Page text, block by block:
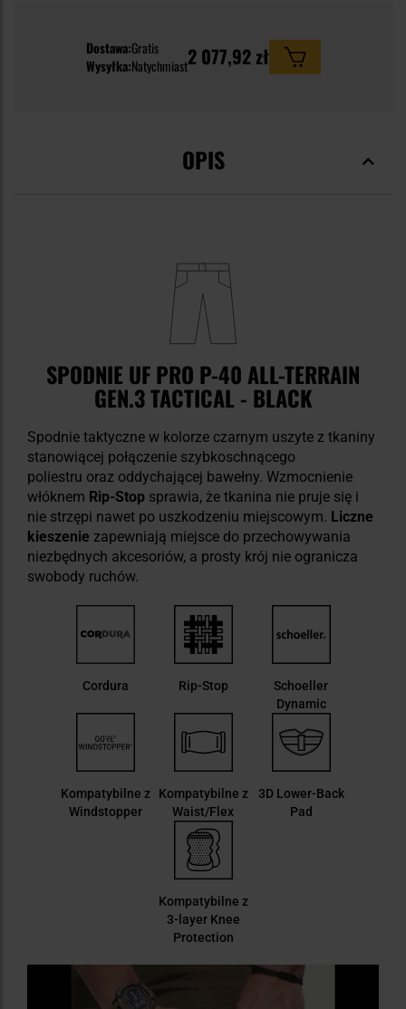
Dostawa:Gratis
Wysyłka:Natychmiast2 077,92 zł
OPIS
SPODNIE UF PRO P-40 ALL-TERRAIN
GEN.3 TACTICAL - BLACK
Spodnie taktyczne w kolorze czarnym uszyte z tkaniny
stanowiącej połączenie szybkoschnącego
poliestru oraz oddychającej bawełny. Wzmocnienie
włóknem Rip-Stop sprawia, że tkanina nie pruje się i
nie strzępi nawet po uszkodzeniu miejscowym. Liczne
kieszenie zapewniają miejsce do przechowywania
niezbędnych akcesoriów, a prosty krój nie ogranicza
swobody ruchów.
Cordura Rip-Stop
Schoeller
Dynamic
Kompatybilne z
Windstopper
Kompatybilne z
Waist/Flex
3D Lower-Back
Pad
Kompatybilne z
3-layer Knee
Protection